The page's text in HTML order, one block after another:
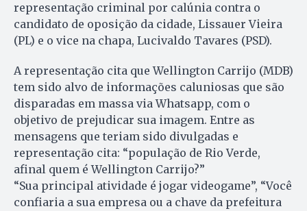
representação criminal por calúnia contra o
candidato de oposição da cidade, Lissauer Vieira
(PL) e o vice na chapa, Lucivaldo Tavares (PSD).
A representação cita que Wellington Carrijo (MDB)
tem sido alvo de informações caluniosas que são
disparadas em massa via Whatsapp, com o
objetivo de prejudicar sua imagem. Entre as
mensagens que teriam sido divulgadas e
representação cita: “população de Rio Verde,
afinal quem é Wellington Carrijo?”
“Sua principal atividade é jogar videogame”, “Você
confiaria a sua empresa ou a chave da prefeitura